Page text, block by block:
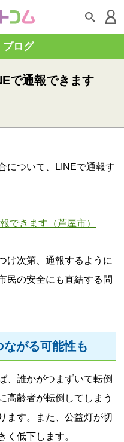
ブログ
で通報できます
について、LINEで通報す
できます（芦屋市）
け次第、通報するように
民の安全にも直結する問
がる可能性も
、誰かがつまずいて転倒
高齢者が転倒してしまう
ます。また、公益灯が切
く低下します。